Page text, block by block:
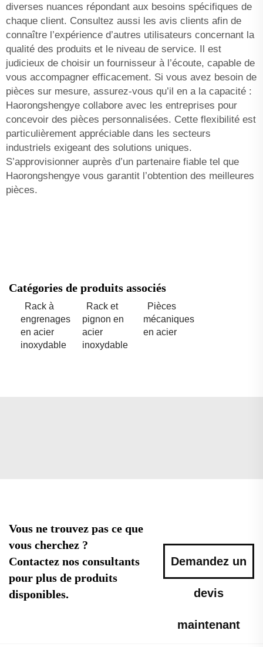
diverses nuances répondant aux besoins spécifiques de
chaque client. Consultez aussi les avis clients afin de
connaître l’expérience d’autres utilisateurs concernant la
qualité des produits et le niveau de service. Il est
judicieux de choisir un fournisseur à l’écoute, capable de
vous accompagner efficacement. Si vous avez besoin de
pièces sur mesure, assurez-vous qu’il en a la capacité :
Haorongshengye collabore avec les entreprises pour
concevoir des pièces personnalisées. Cette flexibilité est
particulièrement appréciable dans les secteurs
industriels exigeant des solutions uniques.
S’approvisionner auprès d’un partenaire fiable tel que
Haorongshengye vous garantit l’obtention des meilleures
pièces.
Catégories de produits associés
Rack à
engrenages
en acier
inoxydable
Rack et
pignon en
acier
inoxydable
Pièces
mécaniques
en acier
Vous ne trouvez pas ce que
vous cherchez ?
Contactez nos consultants
pour plus de produits
disponibles.
Demandez un
devis
maintenant